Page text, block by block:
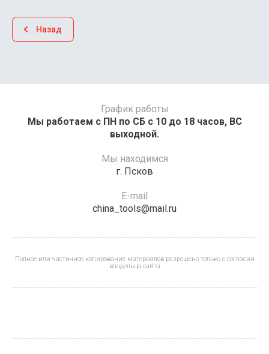
Назад
График работы
Мы работаем с ПН по СБ с 10 до 18 часов, ВС
выходной.
Мы находимся
г. Псков
E-mail
china_tools@mail.ru
Полное или частичное копирование материалов разрешено только с согласия
владельца сайта